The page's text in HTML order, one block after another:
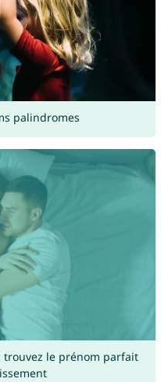
palindromes
trouvez le prénom parfait